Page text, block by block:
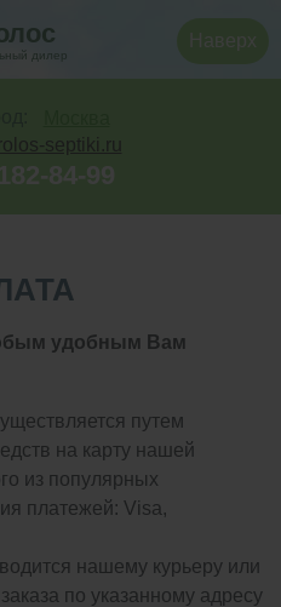
septiki.ru
удобным Вам
путем
на карту нашей
из популярных
платежей: Visa,
нашему курьеру или
по указанному адресу
дилер